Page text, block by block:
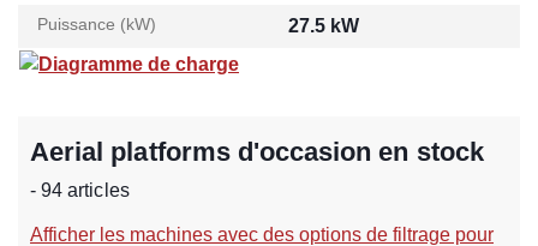
Puissance (kW)
27.5 kW
Diagramme de charge
Aerial platforms d'occasion en stock
- 94 articles
Afficher les machines avec des options de filtrage pour